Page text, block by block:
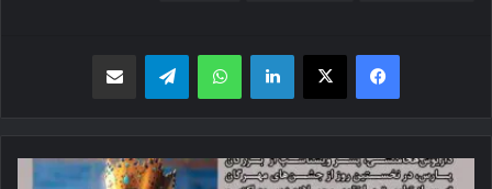
فیسبوک X لینکدین واتس اپ تلگرام